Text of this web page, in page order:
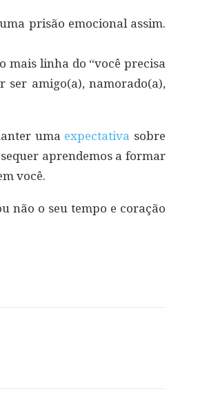
prisão emocional assim.
mais linha do “você precisa
ser amigo(a), namorado(a),
uma expectativa sobre
aprendemos a formar
você.
não o seu tempo e coração